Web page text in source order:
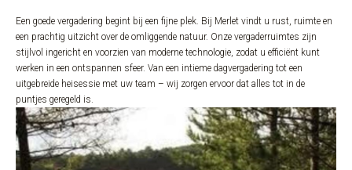
Een goede vergadering begint bij een fijne plek. Bij Merlet vindt u rust, ruimte en
een prachtig uitzicht over de omliggende natuur. Onze vergaderruimtes zijn
stijlvol ingericht en voorzien van moderne technologie, zodat u efficiënt kunt
werken in een ontspannen sfeer. Van een intieme dagvergadering tot een
uitgebreide heisessie met uw team – wij zorgen ervoor dat alles tot in de
puntjes geregeld is.